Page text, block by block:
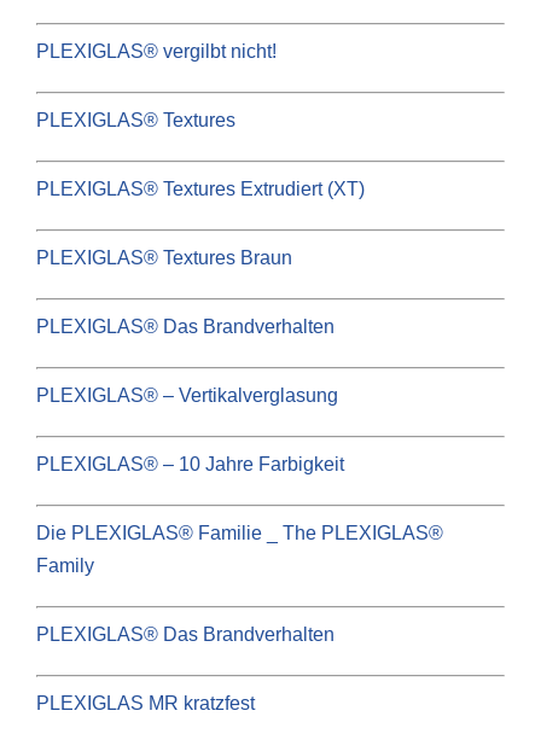
PLEXIGLAS® vergilbt nicht!
PLEXIGLAS® Textures
PLEXIGLAS® Textures Extrudiert (XT)
PLEXIGLAS® Textures Braun
PLEXIGLAS® Das Brandverhalten
PLEXIGLAS® – Vertikalverglasung
PLEXIGLAS® – 10 Jahre Farbigkeit
Die PLEXIGLAS® Familie _ The PLEXIGLAS®
Family
PLEXIGLAS® Das Brandverhalten
PLEXIGLAS MR kratzfest